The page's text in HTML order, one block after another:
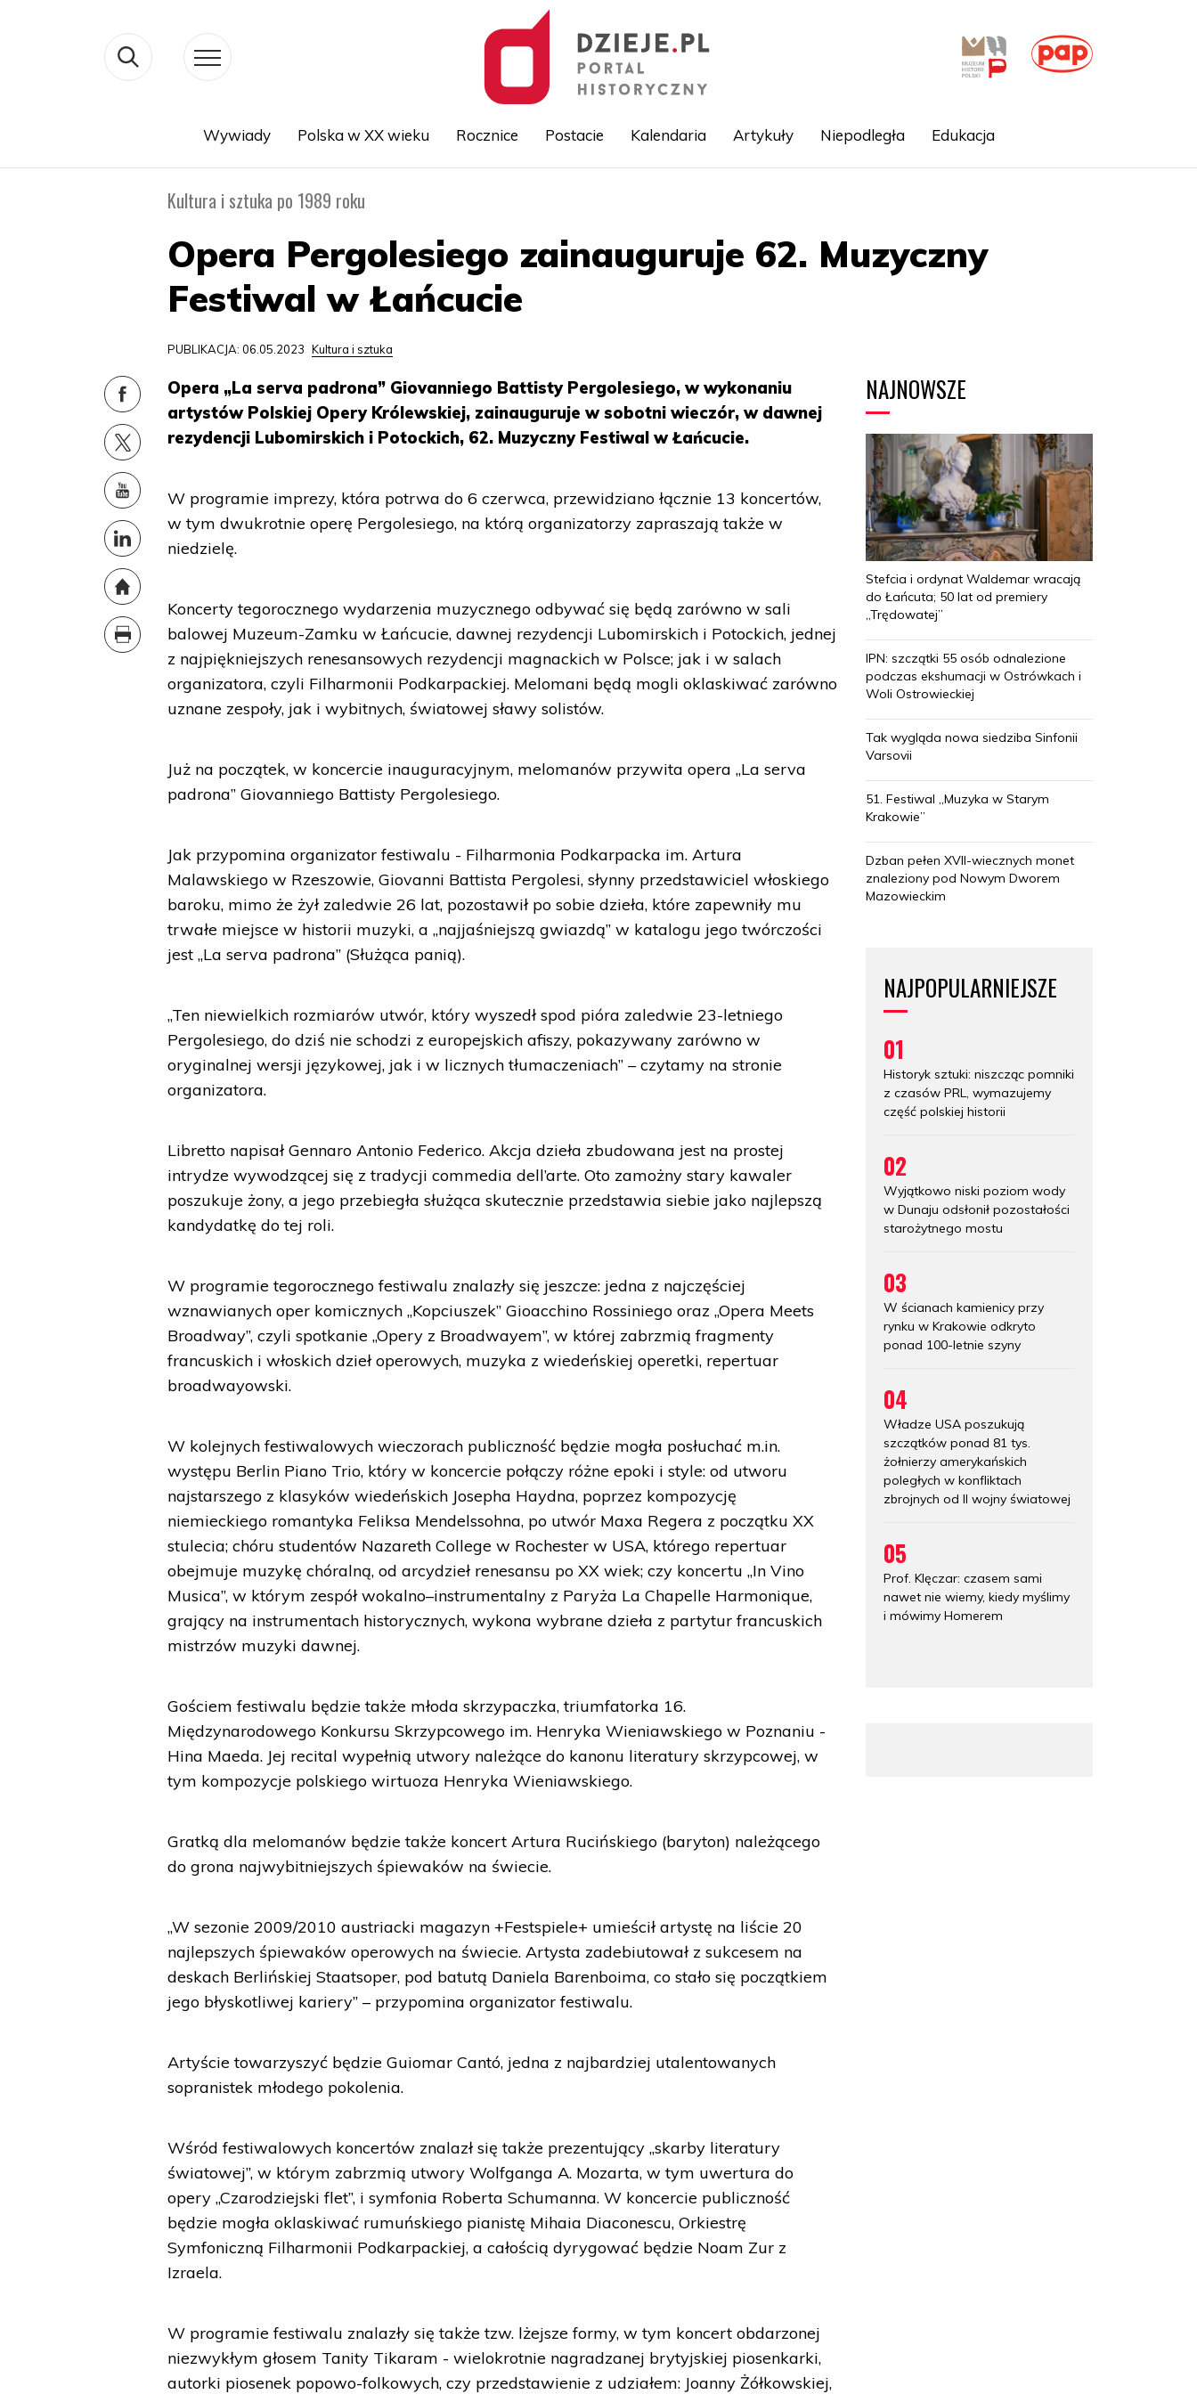
Wywiady Polska w XX wieku Rocznice Postacie Kalendaria Artykuły Niepodległa Edukacja
Kultura i sztuka po 1989 roku
Opera Pergolesiego zainauguruje 62. Muzyczny
Festiwal w Łańcucie
PUBLIKACJA: 06.05.2023 Kultura i sztuka
Opera „La serva padrona” Giovanniego Battisty Pergolesiego, w wykonaniu
artystów Polskiej Opery Królewskiej, zainauguruje w sobotni wieczór, w dawnej
rezydencji Lubomirskich i Potockich, 62. Muzyczny Festiwal w Łańcucie.
W programie imprezy, która potrwa do 6 czerwca, przewidziano łącznie 13 koncertów,
w tym dwukrotnie operę Pergolesiego, na którą organizatorzy zapraszają także w
niedzielę.
Koncerty tegorocznego wydarzenia muzycznego odbywać się będą zarówno w sali
balowej Muzeum-Zamku w Łańcucie, dawnej rezydencji Lubomirskich i Potockich, jednej
z najpiękniejszych renesansowych rezydencji magnackich w Polsce; jak i w salach
organizatora, czyli Filharmonii Podkarpackiej. Melomani będą mogli oklaskiwać zarówno
uznane zespoły, jak i wybitnych, światowej sławy solistów.
Już na początek, w koncercie inauguracyjnym, melomanów przywita opera „La serva
padrona” Giovanniego Battisty Pergolesiego.
Jak przypomina organizator festiwalu - Filharmonia Podkarpacka im. Artura
Malawskiego w Rzeszowie, Giovanni Battista Pergolesi, słynny przedstawiciel włoskiego
baroku, mimo że żył zaledwie 26 lat, pozostawił po sobie dzieła, które zapewniły mu
trwałe miejsce w historii muzyki, a „najjaśniejszą gwiazdą” w katalogu jego twórczości
jest „La serva padrona” (Służąca panią).
„Ten niewielkich rozmiarów utwór, który wyszedł spod pióra zaledwie 23-letniego
Pergolesiego, do dziś nie schodzi z europejskich afiszy, pokazywany zarówno w
oryginalnej wersji językowej, jak i w licznych tłumaczeniach” – czytamy na stronie
organizatora.
Libretto napisał Gennaro Antonio Federico. Akcja dzieła zbudowana jest na prostej
intrydze wywodzącej się z tradycji commedia dell’arte. Oto zamożny stary kawaler
poszukuje żony, a jego przebiegła służąca skutecznie przedstawia siebie jako najlepszą
kandydatkę do tej roli.
W programie tegorocznego festiwalu znalazły się jeszcze: jedna z najczęściej
wznawianych oper komicznych „Kopciuszek” Gioacchino Rossiniego oraz „Opera Meets
Broadway”, czyli spotkanie „Opery z Broadwayem”, w której zabrzmią fragmenty
francuskich i włoskich dzieł operowych, muzyka z wiedeńskiej operetki, repertuar
broadwayowski.
W kolejnych festiwalowych wieczorach publiczność będzie mogła posłuchać m.in.
występu Berlin Piano Trio, który w koncercie połączy różne epoki i style: od utworu
najstarszego z klasyków wiedeńskich Josepha Haydna, poprzez kompozycję
niemieckiego romantyka Feliksa Mendelssohna, po utwór Maxa Regera z początku XX
stulecia; chóru studentów Nazareth College w Rochester w USA, którego repertuar
obejmuje muzykę chóralną, od arcydzieł renesansu po XX wiek; czy koncertu „In Vino
Musica”, w którym zespół wokalno–instrumentalny z Paryża La Chapelle Harmonique,
grający na instrumentach historycznych, wykona wybrane dzieła z partytur francuskich
mistrzów muzyki dawnej.
Gościem festiwalu będzie także młoda skrzypaczka, triumfatorka 16.
Międzynarodowego Konkursu Skrzypcowego im. Henryka Wieniawskiego w Poznaniu -
Hina Maeda. Jej recital wypełnią utwory należące do kanonu literatury skrzypcowej, w
tym kompozycje polskiego wirtuoza Henryka Wieniawskiego.
Gratką dla melomanów będzie także koncert Artura Rucińskiego (baryton) należącego
do grona najwybitniejszych śpiewaków na świecie.
„W sezonie 2009/2010 austriacki magazyn +Festspiele+ umieścił artystę na liście 20
najlepszych śpiewaków operowych na świecie. Artysta zadebiutował z sukcesem na
deskach Berlińskiej Staatsoper, pod batutą Daniela Barenboima, co stało się początkiem
jego błyskotliwej kariery” – przypomina organizator festiwalu.
Artyście towarzyszyć będzie Guiomar Cantó, jedna z najbardziej utalentowanych
sopranistek młodego pokolenia.
Wśród festiwalowych koncertów znalazł się także prezentujący „skarby literatury
światowej”, w którym zabrzmią utwory Wolfganga A. Mozarta, w tym uwertura do
opery „Czarodziejski flet”, i symfonia Roberta Schumanna. W koncercie publiczność
będzie mogła oklaskiwać rumuńskiego pianistę Mihaia Diaconescu, Orkiestrę
Symfoniczną Filharmonii Podkarpackiej, a całością dyrygować będzie Noam Zur z
Izraela.
W programie festiwalu znalazły się także tzw. lżejsze formy, w tym koncert obdarzonej
niezwykłym głosem Tanity Tikaram - wielokrotnie nagradzanej brytyjskiej piosenkarki,
autorki piosenek popowo-folkowych, czy przedstawienie z udziałem: Joanny Żółkowskiej,
NAJNOWSZE
Stefcia i ordynat Waldemar wracają
do Łańcuta; 50 lat od premiery
„Trędowatej”
IPN: szczątki 55 osób odnalezione
podczas ekshumacji w Ostrówkach i
Woli Ostrowieckiej
Tak wygląda nowa siedziba Sinfonii
Varsovii
51. Festiwal „Muzyka w Starym
Krakowie”
Dzban pełen XVII-wiecznych monet
znaleziony pod Nowym Dworem
Mazowieckim
NAJPOPULARNIEJSZE
01
Historyk sztuki: niszcząc pomniki
z czasów PRL, wymazujemy
część polskiej historii
02
Wyjątkowo niski poziom wody
w Dunaju odsłonił pozostałości
starożytnego mostu
03
W ścianach kamienicy przy
rynku w Krakowie odkryto
ponad 100-letnie szyny
04
Władze USA poszukują
szczątków ponad 81 tys.
żołnierzy amerykańskich
poległych w konfliktach
zbrojnych od II wojny światowej
05
Prof. Klęczar: czasem sami
nawet nie wiemy, kiedy myślimy
i mówimy Homerem